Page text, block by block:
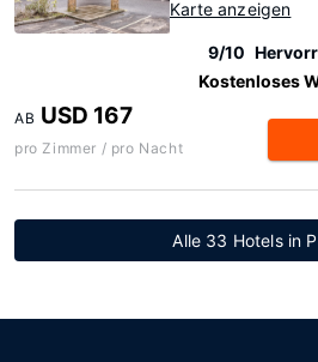
Karte anzeigen
9/10
Kostenloses
AB USD 167
pro Zimmer / pro Nacht
Alle 33 Hotels in